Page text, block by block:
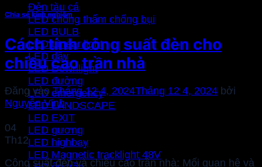
Đèn tàu cá
LED chống thấm chống bụi
LED BULB
LED Linear light
LED dây
LED Downlight
LED đường
LED emergency
LED LANDSCAPE
LED EXIT
LED gương
LED highbay
LED Magnetic tracklight 48V
Chia sẻ kinh nghiệm
Cách tính công suất đèn cho
chiều cao trần nhà
Đăng vàoTháng 12 4, 2024Tháng 12 4, 2024 bởi
Nguyễn Vinh
04
Th12
Công suất đèn và chiều cao trần nhà: Mối quan hệ và